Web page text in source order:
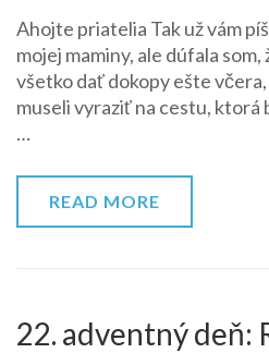
Ahojte priatelia Tak už vám
mojej maminy, ale dúfala som,
všetko dať dokopy ešte včera,
museli vyraziť na cestu,
…
READ MORE
22. adventný deň: